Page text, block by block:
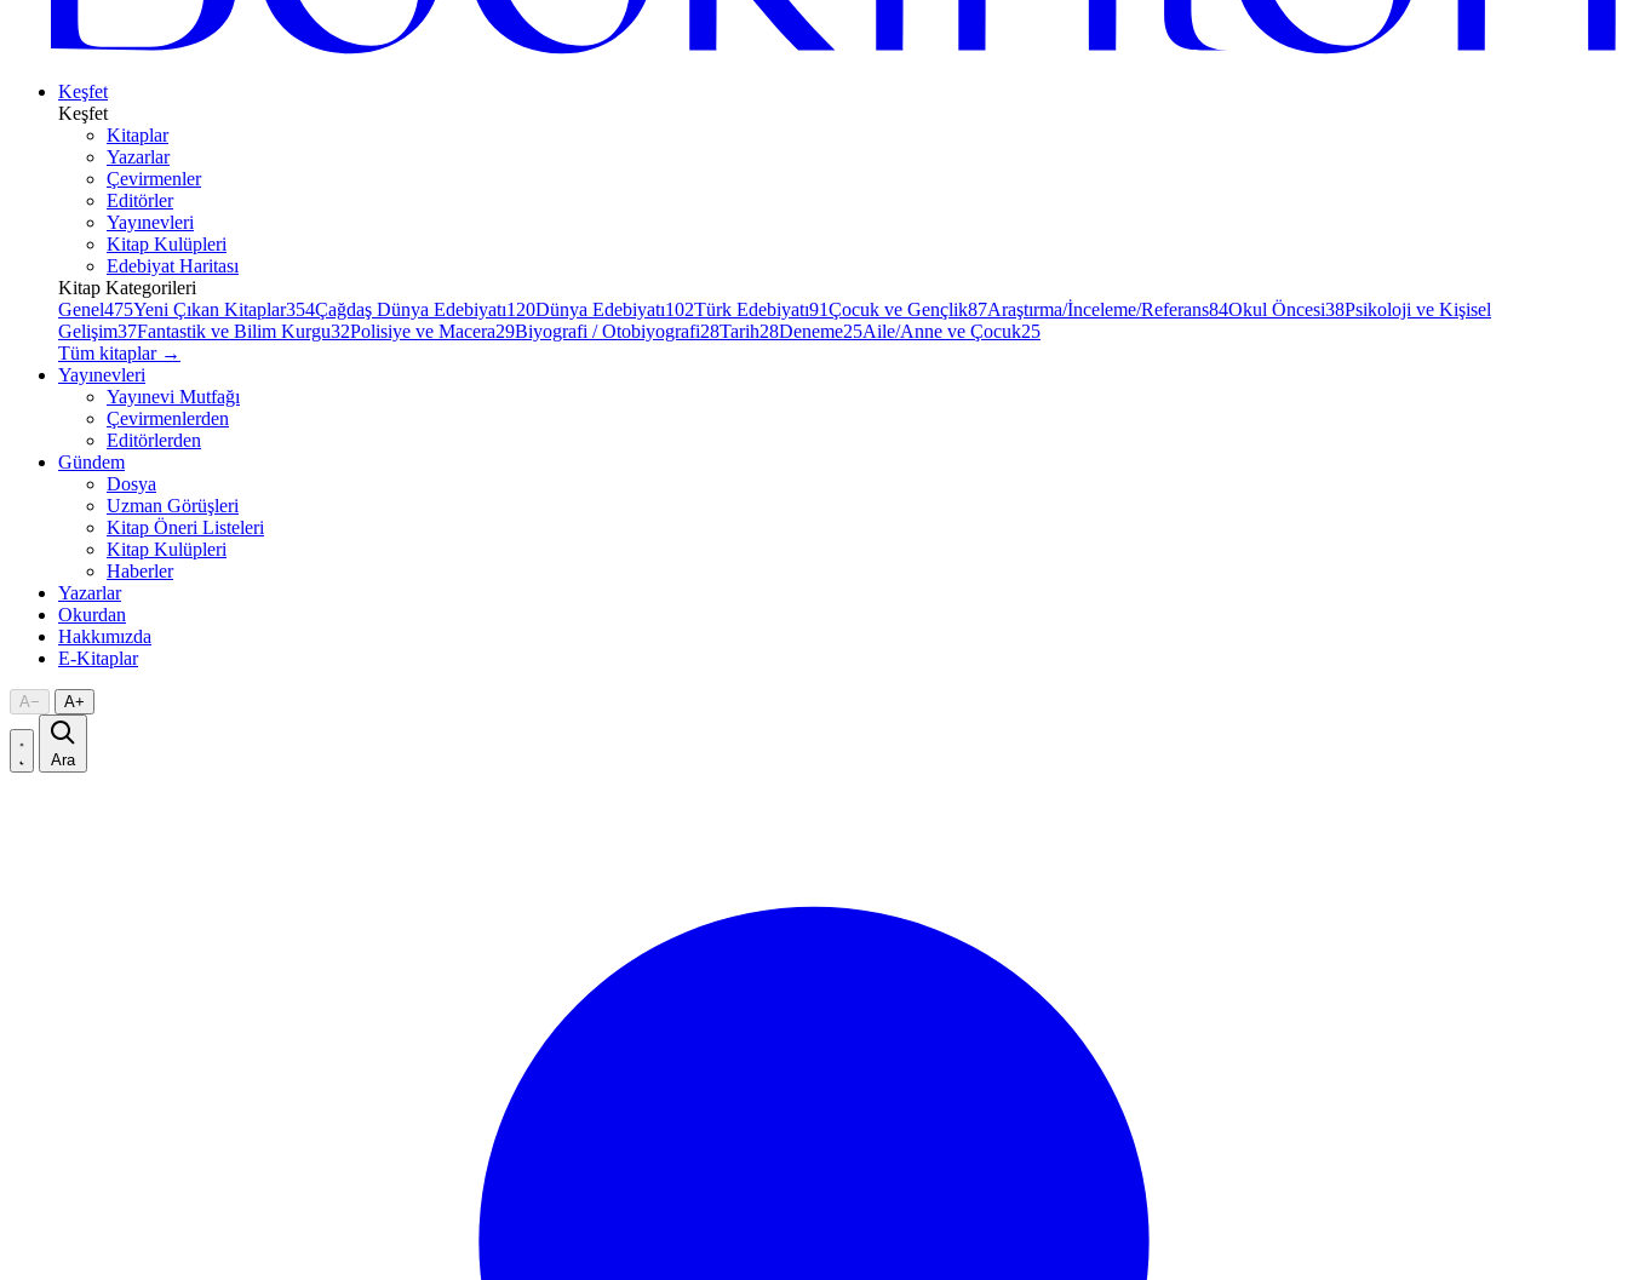
Keşfet
Keşfet
Kitaplar
Yazarlar
Çevirmenler
Editörler
Yayınevleri
Kitap Kulüpleri
Edebiyat Haritası
Kitap Kategorileri
Genel475Yeni Çıkan Kitaplar354Çağdaş Dünya Edebiyatı120Dünya Edebiyatı102Türk Edebiyatı91Çocuk ve Gençlik87Araştırma/İnceleme/Referans84Okul Öncesi38Psikoloji ve Kişisel
Gelişim37Fantastik ve Bilim Kurgu32Polisiye ve Macera29Biyografi / Otobiyografi28Tarih28Deneme25Aile/Anne ve Çocuk25
Tüm kitaplar →
Yayınevleri
Yayınevi Mutfağı
Çevirmenlerden
Editörlerden
Gündem
Dosya
Uzman Görüşleri
Kitap Öneri Listeleri
Kitap Kulüpleri
Haberler
Yazarlar
Okurdan
Hakkımızda
E-Kitaplar
A− A+
Ara